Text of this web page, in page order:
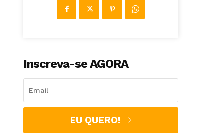
Inscreva-se AGORA
EU QUERO!